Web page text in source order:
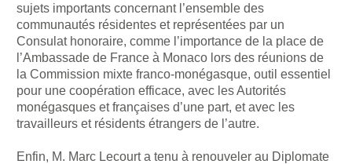
sujets importants concernant l’ensemble des
communautés résidentes et représentées par un
Consulat honoraire, comme l’importance de la place de
l’Ambassade de France à Monaco lors des réunions de
la Commission mixte franco-monégasque, outil essentiel
pour une coopération efficace, avec les Autorités
monégasques et françaises d’une part, et avec les
travailleurs et résidents étrangers de l’autre.
Enfin, M. Marc Lecourt a tenu à renouveler au Diplomate